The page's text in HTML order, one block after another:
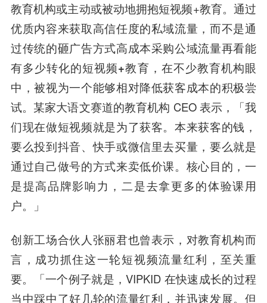
教育机构或主动或被动地拥抱短视频+教育。 通过
优质内容来获取高信任度的私域流量，而不是通
过传统的砸广告方式高成本采购公域流量再看能
有多少转化的短视频+教育，在不少教育机构眼
中，被视为一个能够相对降低获客成本的积极尝
试。 某家大语文赛道的教育机构 CEO 表示，「我
们现在做短视频就是为了获客。本来获客的钱，
要么投到抖音、快手或微信里去买量，要么就是
通过自己做号的方式来卖低价课。 核心目的，一
是提高品牌影响力，二是去拿更多的体验课用
户。」
创新工场合伙人张丽君也曾表示，对教育机构而
言，成功抓住这一轮短视频流量红利，至关重
要。「一个例子就是，VIPKID 在快速成长的过程
当中踩中了好几轮的流量红利，并迅速发展。但